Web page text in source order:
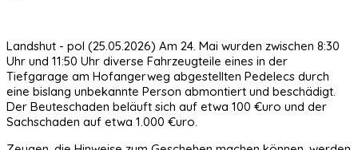
Landshut - pol (25.05.2026) Am 24. Mai wurden zwischen 8:30
Uhr und 11:50 Uhr diverse Fahrzeugteile eines in der
Tiefgarage am Hofangerweg abgestellten Pedelecs durch
eine bislang unbekannte Person abmontiert und beschädigt.
Der Beuteschaden beläuft sich auf etwa 100 €uro und der
Sachschaden auf etwa 1.000 €uro.